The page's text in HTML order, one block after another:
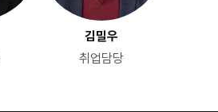
김밀우
취업담당